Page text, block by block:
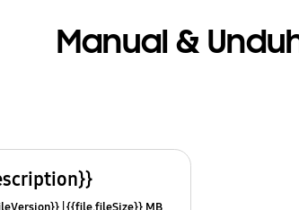
Manual &
{{file.fileSize}} MB